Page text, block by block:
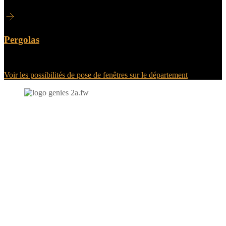
Pergolas
Voir les possibilités de pose de fenêtres sur le département